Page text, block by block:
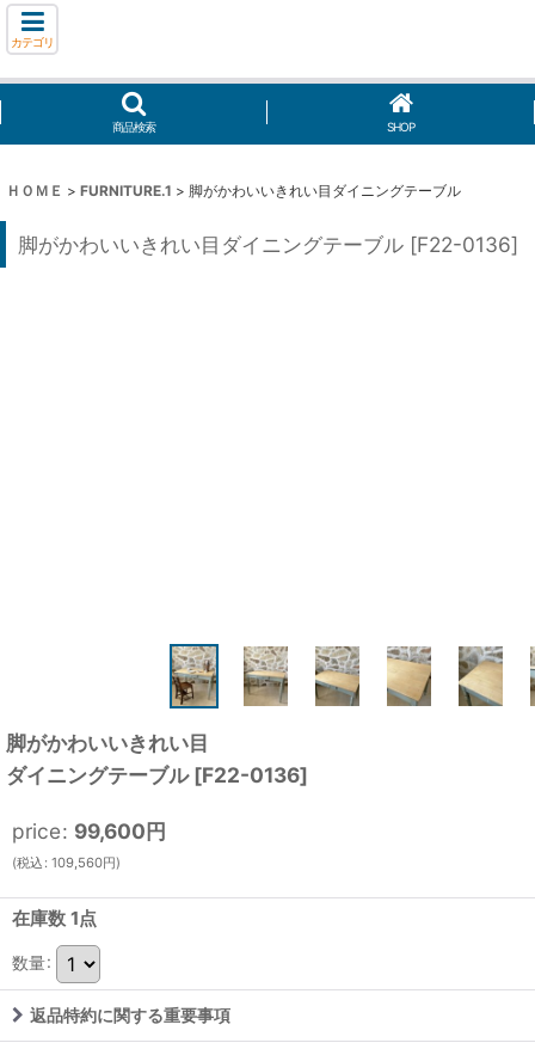
カテゴリ
商品検索 SHOP
ＨＯＭＥ > FURNITURE.1 > 脚がかわいいきれい目ダイニングテーブル
脚がかわいいきれい目ダイニングテーブル [F22-0136]
脚がかわいいきれい目
ダイニングテーブル [F22-0136]
price: 99,600円
(税込 : 109,560円)
在庫数 1点
数量:
返品特約に関する重要事項